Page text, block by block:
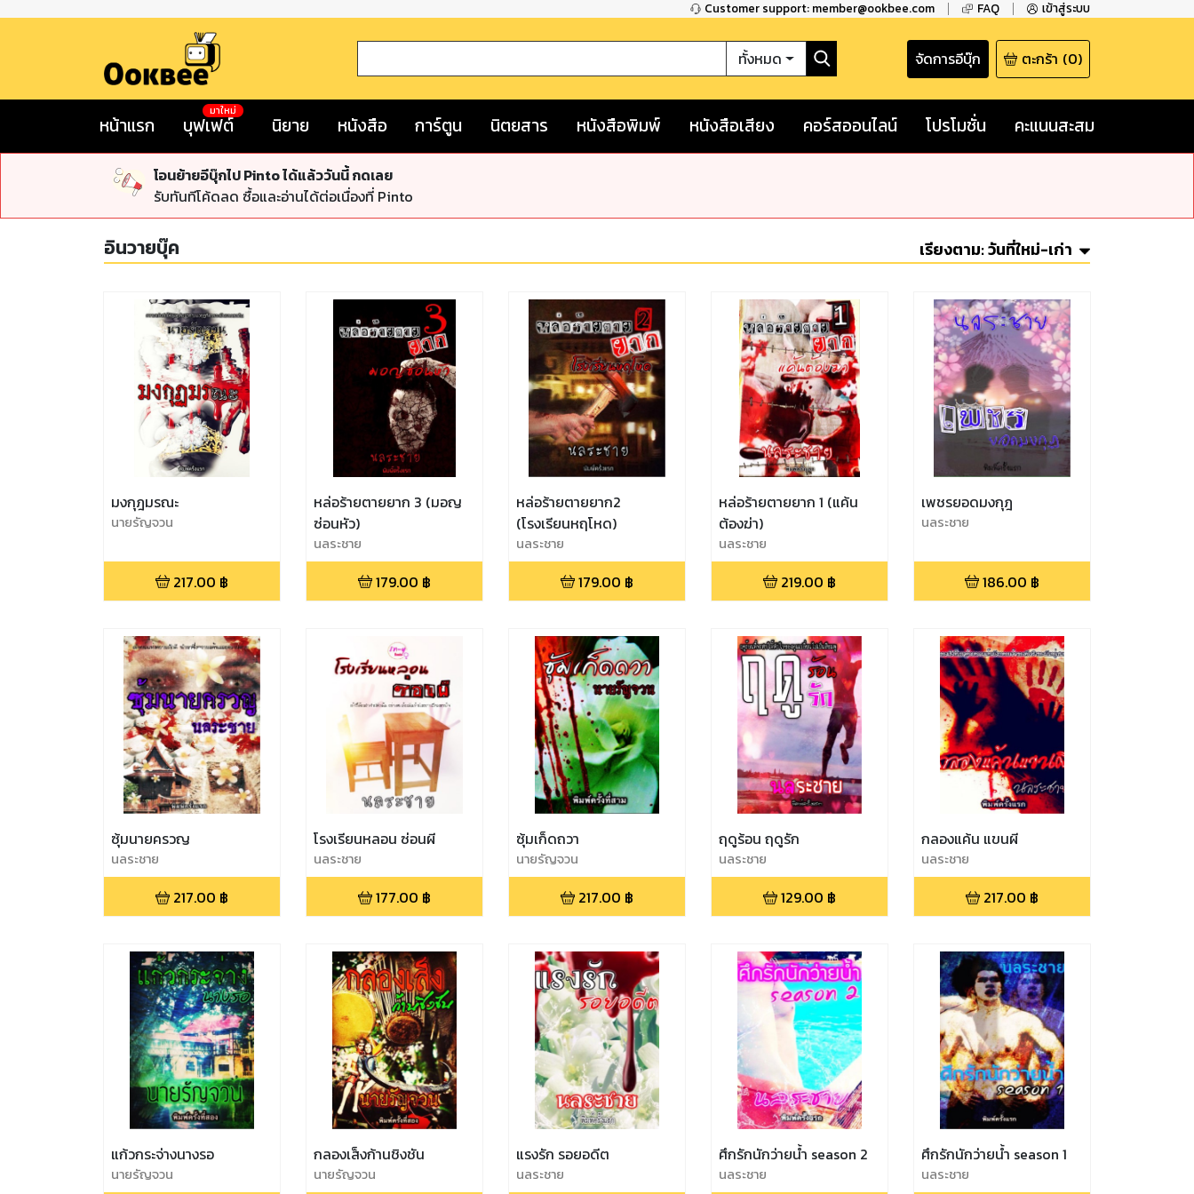
Customer support: member@ookbee.com FAQ เข้าสู่ระบบ
ทั้งหมด จัดการอีบุ๊ก ตะกร้า (0)
หน้าแรก บุฟเฟต์
มาใหม่
นิยาย หนังสือ การ์ตูน นิตยสาร หนังสือพิมพ์ หนังสือเสียง คอร์สออนไลน์ โปรโมชั่น คะแนนสะสม
โอนย้ายอีบุ๊กไป Pinto ได้แล้ววันนี้ กดเลย
รับทันทีโค้ดลด ซื้อและอ่านได้ต่อเนื่องที่ Pinto
อินวายบุ๊ค เรียงตาม:วันที่ใหม่-เก่า
มงกุฎมรณะ
นายรัญจวน
217.00 ฿
หล่อร้ายตายยาก 3 (มอญ
ซ่อนหัว)
นลระชาย
179.00 ฿
หล่อร้ายตายยาก2
(โรงเรียนหฤโหด)
นลระชาย
179.00 ฿
หล่อร้ายตายยาก 1 (แค้น
ต้องฆ่า)
นลระชาย
219.00 ฿
เพชรยอดมงกุฎ
นลระชาย
186.00 ฿
ซุ้มนายครวญ
นลระชาย
217.00 ฿
โรงเรียนหลอน ซ่อนผี
นลระชาย
177.00 ฿
ซุ้มเก็ดถวา
นายรัญจวน
217.00 ฿
ฤดูร้อน ฤดูรัก
นลระชาย
129.00 ฿
กลองแค้น แขนผี
นลระชาย
217.00 ฿
แก้วกระจ่างนางรอ
นายรัญจวน
กลองเส็งก้านชิงชัน
นายรัญจวน
แรงรัก รอยอดีต
นลระชาย
ศึกรักนักว่ายน้ำ season 2
นลระชาย
ศึกรักนักว่ายน้ำ season 1
นลระชาย